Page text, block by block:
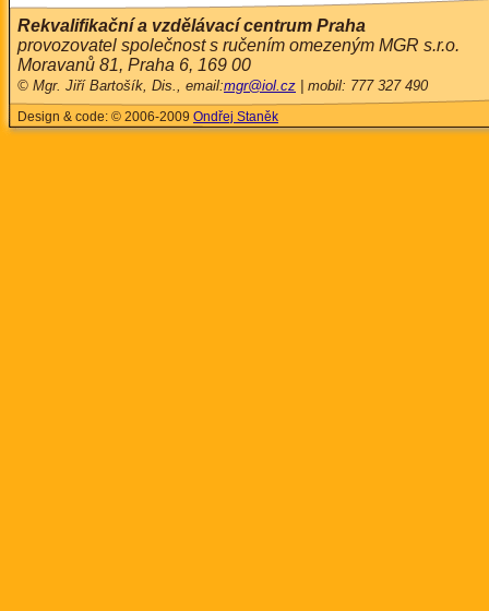
Rekvalifikační a vzdělávací centrum Praha
provozovatel společnost s ručením omezeným MGR s.r.o.
Moravanů 81, Praha 6, 169 00
© Mgr. Jiří Bartošík, Dis., email:mgr@iol.cz | mobil: 777 327 490
Design & code: © 2006-2009 Ondřej Staněk